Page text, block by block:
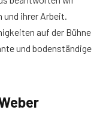
ihrer Arbeit.
auf der Bühne
und bodenständige